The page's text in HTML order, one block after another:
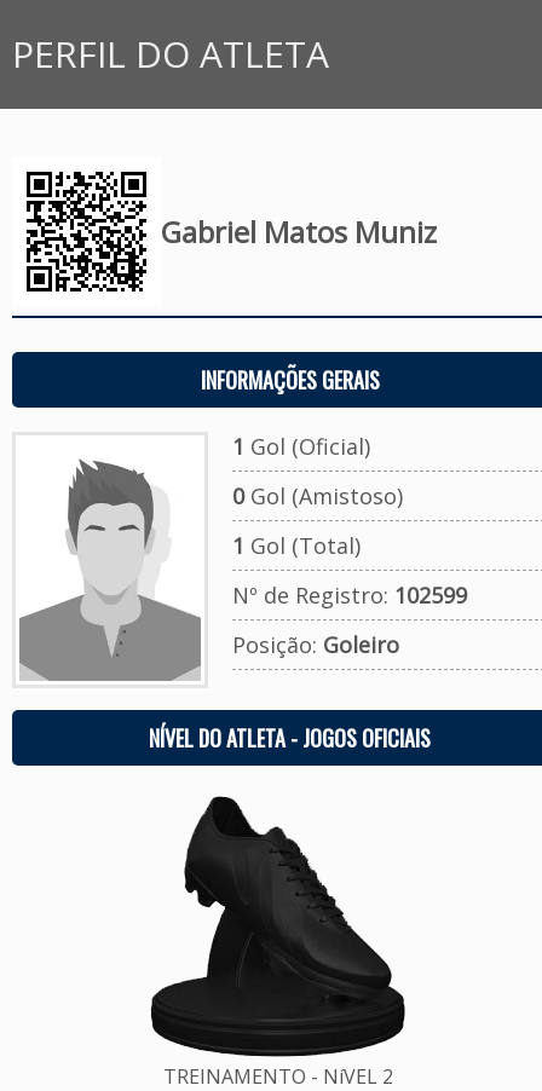
PERFIL DO ATLETA
Gabriel Matos Muniz
INFORMAÇÕES GERAIS
1 Gol (Oficial)
0Gol (Amistoso)
1 Gol (Total)
Nº de Registro: 102599
Posição: Goleiro
NÍVEL DO ATLETA - JOGOS OFICIAIS
TREINAMENTO - NíVEL 2